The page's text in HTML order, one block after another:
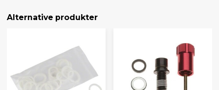
Alternative produkter